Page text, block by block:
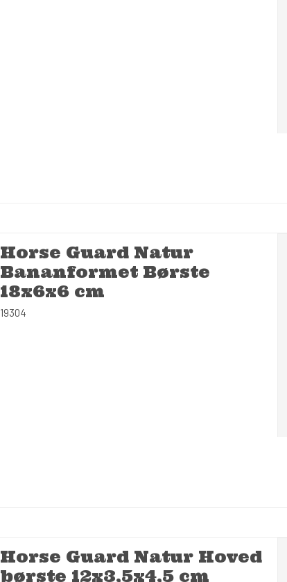
Horse Guard Natur
Bananformet Børste
18x6x6 cm
19304
Horse Guard Natur Hoved
børste 12x3,5x4,5 cm